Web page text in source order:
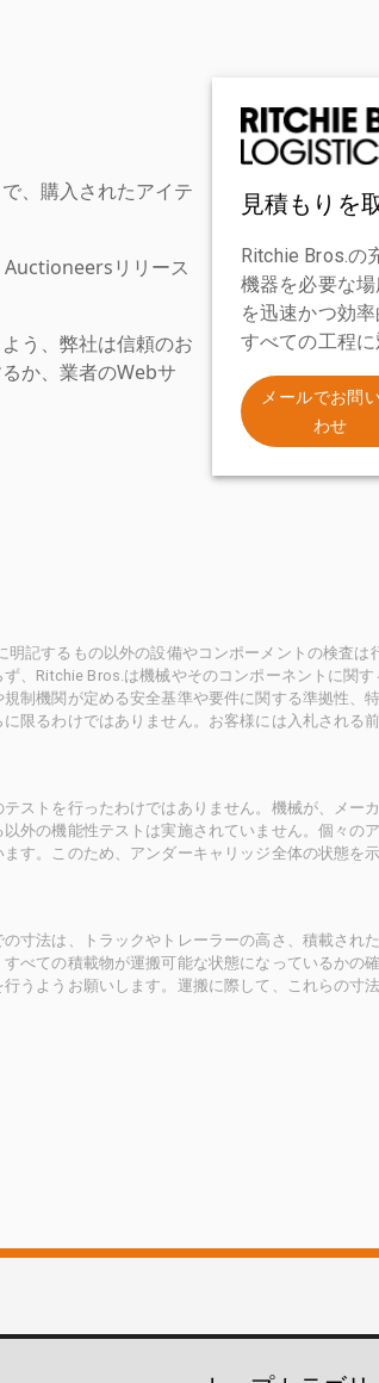
、購入されたアイテ
Auctioneersリリース
う、弊社は信頼のお
か、業者のWebサ
見積もりを
Ritchie Bros.の
機器を必要な
を迅速かつ効
すべての工程
メールでお問
わせ
記するもの以外の設備やコンポーメントの検査は
、Ritchie Bros.は機械やそのコンポーネントに関す
制機関が定める安全基準や要件に関する準拠性、
限るわけではありません。お客様には入札される
ストを行ったわけではありません。機械が、メー
外の機能性テストは実施されていません。個々の
す。このため、アンダーキャリッジ全体の状態を
寸法は、トラックやトレーラーの高さ、積載され
べての積載物が運搬可能な状態になっているかの
うようお願いします。運搬に際して、これらの寸